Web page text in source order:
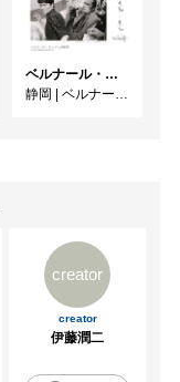
ベルナール・ビュフェと写真 ーカメラがとらえたビュフェとその時代、そして21 世紀へ
静岡 | ベルナール・ビュフェ美術館
creator
creator
伊藤潤二